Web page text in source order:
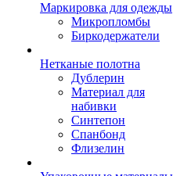
Маркировка для одежды
Микропломбы
Биркодержатели
Нетканые полотна
Дублерин
Материал для
набивки
Синтепон
Спанбонд
Флизелин